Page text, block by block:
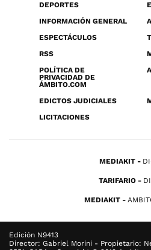
DEPORTES
INFORMACIÓN GENERAL
ESPECTÁCULOS
RSS
POLÍTICA DE
PRIVACIDAD DE
ÁMBITO.COM
EDICTOS JUDICIALES
LICITACIONES
MEDIAKIT
TARIFARIO
MEDIAKIT
Edición N9413
Director: Gabriel Morini - Propietario: